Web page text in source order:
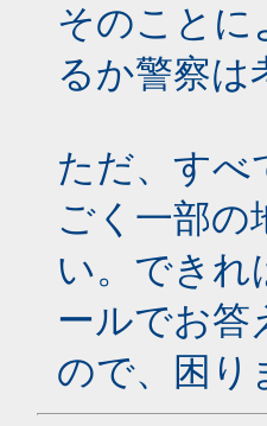
そのことに
るか警察は
ただ、すべ
ごく一部の
い。できれ
ールでお答
ので、困り